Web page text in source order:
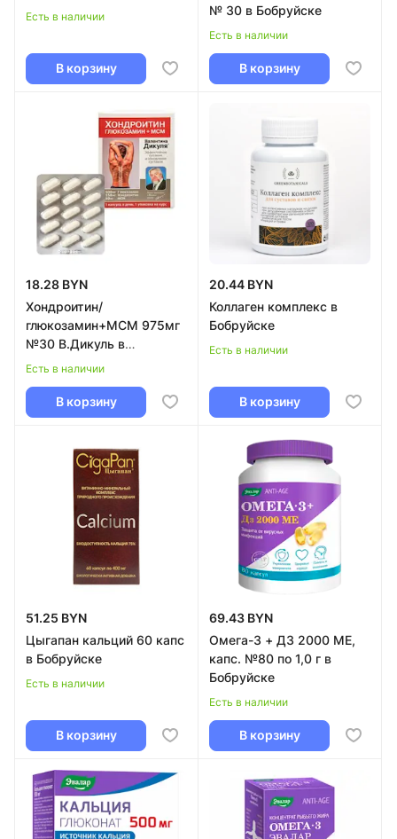
Есть в наличии
В корзину
№ 30 в Бобруйске
Есть в наличии
В корзину
18.28 BYN
Хондроитин/
глюкозамин+МСМ 975мг
№30 В.Дикуль в
Бобруйске
Есть в наличии
В корзину
20.44 BYN
Коллаген комплекс в
Бобруйске
Есть в наличии
В корзину
51.25 BYN
Цыгапан кальций 60 капс
в Бобруйске
Есть в наличии
В корзину
69.43 BYN
Омега-3 + Д3 2000 МЕ,
капс. №80 по 1,0 г в
Бобруйске
Есть в наличии
В корзину